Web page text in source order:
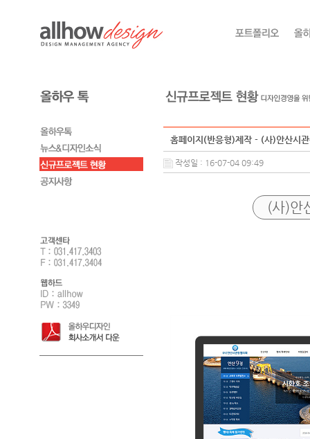
홈페이지(반응형)제작 - (사)안산시
작성일 : 16-07-04 09:49
(사)안